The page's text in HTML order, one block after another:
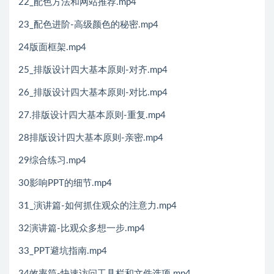
22_配色方法和网站推荐.mp4
23_配色进阶-高级颜色的秘密.mp4
24版面框架.mp4
25_排版设计四大基本原则-对齐.mp4
26_排版设计四大基本原则-对比.mp4
27.排版设计四大基本原则-重复.mp4
28排版设计四大基本原则-亲密.mp4
29综合练习.mp4
30影响PPT的细节.mp4
31_演讲篇-如何抓住观众的注意力.mp4
32演讲篇-比观众多想一步.mp4
33_PPT避坑指南.mp4